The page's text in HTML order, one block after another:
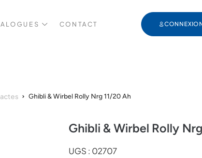
CONTACT
Ghibli & Wirbel Rolly Nrg 11/20 Ah
Ghibli & Wirbel Rolly
UGS : 02707